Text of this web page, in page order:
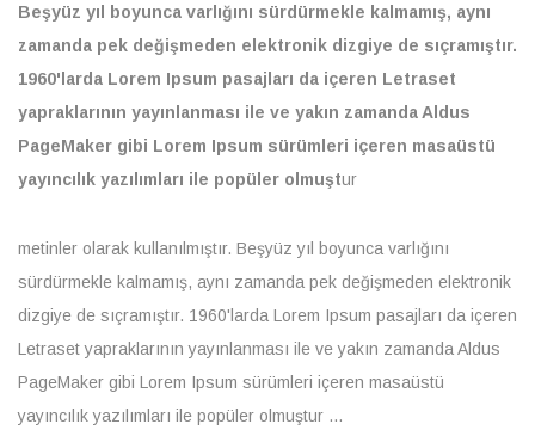
Beşyüz yıl boyunca varlığını sürdürmekle kalmamış, aynı
zamanda pek değişmeden elektronik dizgiye de sıçramıştır.
1960'larda Lorem Ipsum pasajları da içeren Letraset
yapraklarının yayınlanması ile ve yakın zamanda Aldus
PageMaker gibi Lorem Ipsum sürümleri içeren masaüstü
yayıncılık yazılımları ile popüler olmuştur
metinler olarak kullanılmıştır. Beşyüz yıl boyunca varlığını
sürdürmekle kalmamış, aynı zamanda pek değişmeden elektronik
dizgiye de sıçramıştır. 1960'larda Lorem Ipsum pasajları da içeren
Letraset yapraklarının yayınlanması ile ve yakın zamanda Aldus
PageMaker gibi Lorem Ipsum sürümleri içeren masaüstü
yayıncılık yazılımları ile popüler olmuştur ...